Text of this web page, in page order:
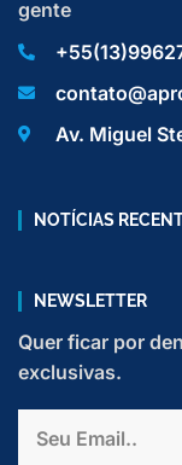
gente
Av. Miguel
NOTÍCIAS
NEWSLETTER
Quer ficar por
exclusivas.